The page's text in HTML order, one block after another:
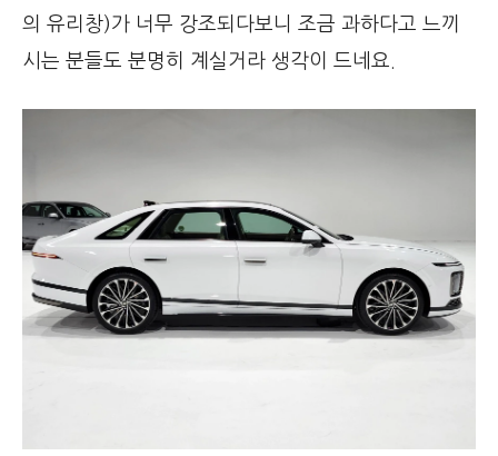
의 유리창)가 너무 강조되다보니 조금 과하다고 느끼
시는 분들도 분명히 계실거라 생각이 드네요.